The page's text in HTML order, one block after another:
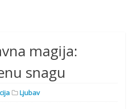
magija:
snagu
Ljubav